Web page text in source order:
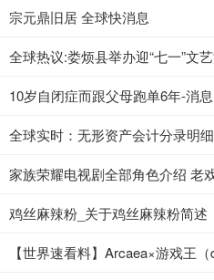
宗元鼎旧居 全球快消息
全球热议:娄烦县举办迎“七一”文
10岁自闭症而跟父母跑单6年-消息
全球实时：无形资产会计分录明
家族荣耀电视剧全部角色介绍 老
鸡丝麻辣粉_关于鸡丝麻辣粉简述
【世界速看料】Arcaea×游戏王（